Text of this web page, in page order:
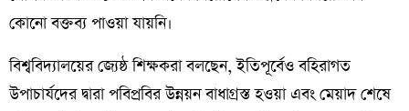
কোনো বক্তব্য পাওয়া যায়নি।
​বিশ্ববিদ্যালয়ের জ্যেষ্ঠ শিক্ষকরা বলছেন, ইতিপূর্বেও বহিরাগত
উপাচার্যদের দ্বারা পবিপ্রবির উন্নয়ন বাধাগ্রস্ত হওয়া এবং মেয়াদ শেষে